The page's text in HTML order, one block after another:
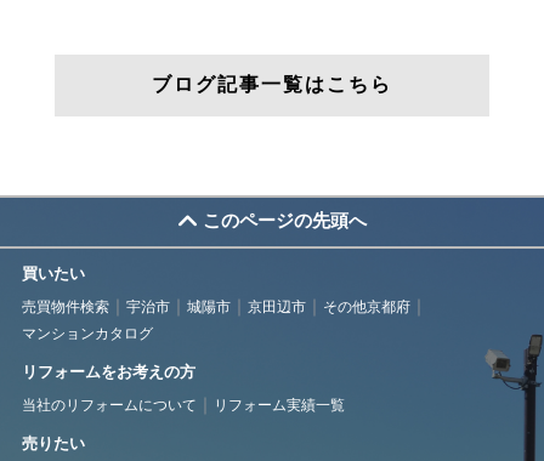
ブログ記事一覧はこちら
このページの先頭へ
買いたい
売買物件検索 宇治市 城陽市 京田辺市
その他京都府
マンションカタログ
リフォームをお考えの方
当社のリフォームについて リフォーム実績一覧
売りたい